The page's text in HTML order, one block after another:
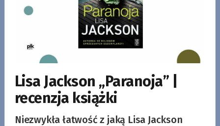
Lisa Jackson „Paranoja” |
recenzja książki
Niezwykła łatwość z jaką Lisa Jackson